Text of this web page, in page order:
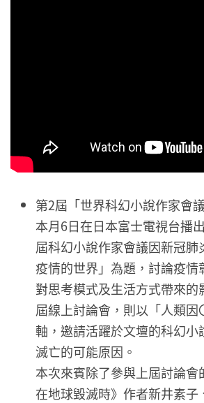
第2屆「世界科幻小說作家會
本月6日在日本富士電視台播
屆科幻小說作家會議因新冠肺
疫情的世界」為題，討論疫情
對思考模式及生活方式帶來的
屆線上討論會，則以「人類因
軸，邀請活躍於文壇的科幻小
滅亡的可能原因。
本次來賓除了參與上屆討論會
在地球毀滅時》作者新井素子